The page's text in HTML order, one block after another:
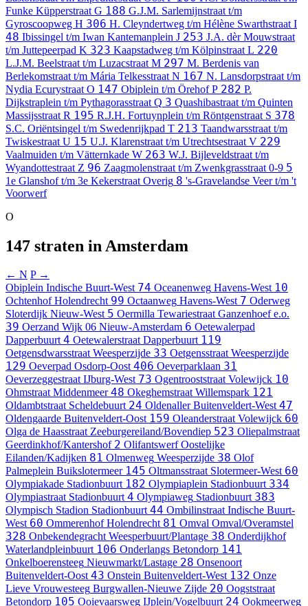
Funke Küpperstraat G 188 G.J.M. Sarlemijnstraat t/m
Gyroscoopweg H 306 H. Cleyndertweg t/m Hélène Swarthstraat I
48 Ibissingel t/m Iwan Kantemanplein J 253 J.A. dèr Mouwstraat
t/m Juttepeerpad K 323 Kaapstadweg t/m Kölpinstraat L 220
L.J.M. Beelstraat t/m Luzacstraat M 297 M. Berdenis van
Berlekomstraat t/m Mária Telkesstraat N 167 N. Lansdorpstraat t/m
Nydia Ecurystraat O 147 Obiplein t/m ÖrehofP 282 P.
Dijkstraplein t/m Pythagorasstraat Q 3 Quashibastraat t/m Quinten
Massijsstraat R 195 R.J.H. Fortuynplein t/m Röntgenstraat S 378
S.C. Oriëntsingel t/m Swedenrijkpad T 213 Taandwarsstraat t/m
Twiskestraat U 15 U.J. Klarenstraat t/m Utrechtsestraat V 229
Vaalmuiden t/m Vätternkade W 263 W.J. Bijleveldstraat t/m
Wyandottestraat Z 96 Zaagmolenstraat t/m Zwenkgrasstraat 0-9 5
1e Glanshof t/m 3e Kekerstraat Overig 8 's-Gravelandse Veer t/m 't
Voorwerf
O
147 straten in Amsterdam
← N P →
Obiplein Indische Buurt-West 74 Oceanenweg Havens-West 10
Ochtenhof Holendrecht 99 Octaanweg Havens-West 7 Oderweg
Sloterdijk Nieuw-West 5 Oermilla Tewariestraat Ganzenhoef e.o.
39 Oerzand Wijk 06 Nieuw-Amsterdam 6 Oetewalerpad
Dapperbuurt 4 Oetewalerstraat Dapperbuurt 119
Oetgensdwarsstraat Weesperzijde 33 Oetgensstraat Weesperzijde
129 Oeverpad Osdorp-Oost 406 Oeverparklaan 31
Oeverzeggestraat IJburg-West 73 Ogentrooststraat Volewijck 10
Ohmstraat Middenmeer 48 Okeghemstraat Willemspark 121
Oldambtstraat Scheldebuurt 24 Oldenaller Buitenveldert-West 47
Oldengaarde Buitenveldert-Oost 159 Oleanderstraat Volewijck 60
Olga de Haasstraat Zeeburgereiland/Bovendiep 523 Oliepalmstraat
Geerdinkhof/Kantershof 2 Olifantswerf Oostelijke
Eilanden/Kadijken 81 Olmenweg Weesperzijde 38 Olof
Palmeplein Buikslotermeer 145 Oltmansstraat Slotermeer-West 60
Olympiakade Stadionbuurt 182 Olympiaplein Stadionbuurt 334
Olympiastraat Stadionbuurt 4 Olympiaweg Stadionbuurt 383
Olympisch Stadion Stadionbuurt 44 Ombilinstraat Indische Buurt-
West 60 Ommerenhof Holendrecht 81 Omval Omval/Overamstel
328 Onbekendegracht Weesperbuurt/Plantage 38 Onderdijkhof
Waterlandpleinbuurt 106 Onderlangs Betondorp 141
Onkelboerensteeg Nieuwmarkt/Lastage 28 Onsenoort
Buitenveldert-Oost 43 Onstein Buitenveldert-West 132 Onze
Lieve Vrouwesteeg Burgwallen-Nieuwe Zijde 20 Oogststraat
Betondorp 105 Ooievaarsweg IJplein/Vogelbuurt 24 Ookmeerweg